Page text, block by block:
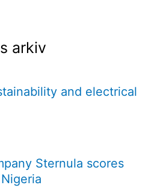
arkiv
and electrical
Sternula scores